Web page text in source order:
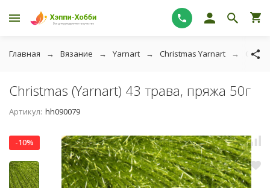
Главная Вязание Yarnart Christmas Yarnart
Christmas (Yarnart) 43 трава, пряжа 50г
Артикул: hh090079
-10%